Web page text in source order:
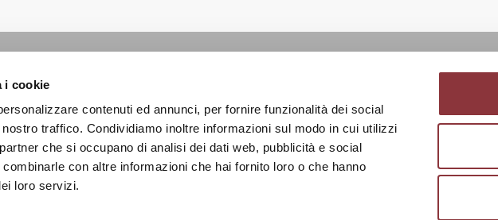
i cookie
contenuti ed annunci, per fornire funzionalità dei social
traffico. Condividiamo inoltre informazioni sul modo in cui utilizzi
che si occupano di analisi dei dati web, pubblicità e social
con altre informazioni che hai fornito loro o che hanno
loro servizi.
Capitale sociale Euro 10.400,00 i.v. - Reg. Imprese di Milano n. 09889320157 - R.E.A. Milano n. 1326721